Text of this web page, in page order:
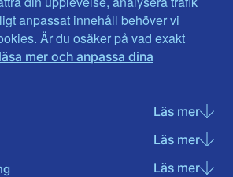
anpassat innehåll behöver vi
Är du osäker på vad exakt
läsa mer och anpassa dina
Läs merom
Läs merom
Läs merom
Västernorrland
Västmanland
Örebro län
Östergötland
sociala medier